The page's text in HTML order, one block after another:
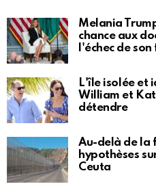
Melania
chance aux
l'échec de son
L'île isolée et
William et
détendre
Au-delà de la
hypothèses
Ceuta